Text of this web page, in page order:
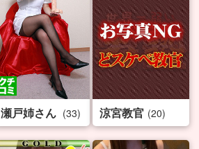
瀬戸姉さん (33) 涼宮教官 (20)